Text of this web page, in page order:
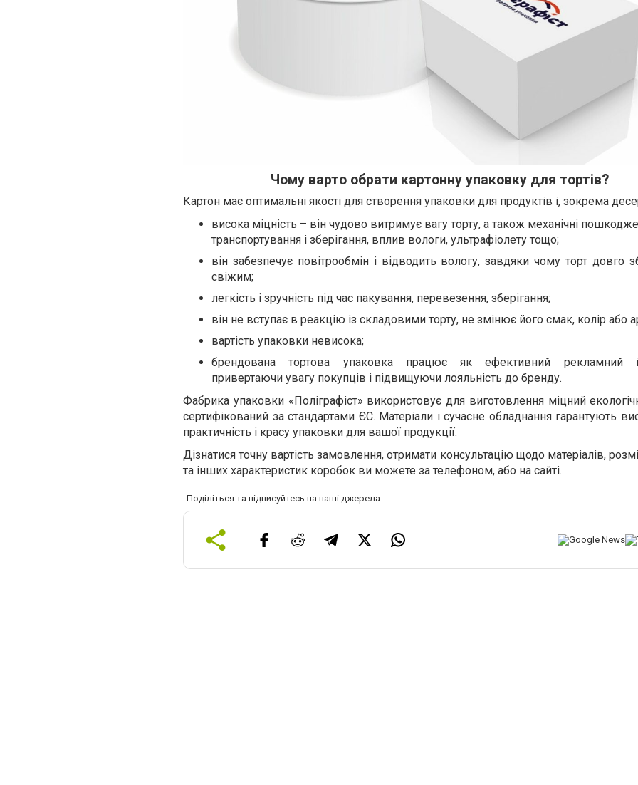
Чому варто обрати картонну упаковку для тортів?
Картон має оптимальні якості для створення упаковки для продуктів і, зокрема
висока міцність – він чудово витримує вагу торту, а також механічні
транспортування і зберігання, вплив вологи, ультрафіолету тощо;
він забезпечує повітрообмін і відводить вологу, завдяки чому торт довго
свіжим;
легкість і зручність під час пакування, перевезення, зберігання;
він не вступає в реакцію із складовими торту, не змінює його смак, колір або
вартість упаковки невисока;
брендована тортова упаковка працює як ефективний рекламний
привертаючи увагу покупців і підвищуючи лояльність до бренду.
Фабрика упаковки «Поліграфіст» використовує для виготовлення міцний
сертифікований за стандартами ЄС. Матеріали і сучасне обладнання гарантують
практичність і красу упаковки для вашої продукції.
Дізнатися точну вартість замовлення, отримати консультацію щодо матеріалів,
та інших характеристик коробок ви можете за телефоном, або на сайті.
Поділіться та підписуйтесь на наші джерела